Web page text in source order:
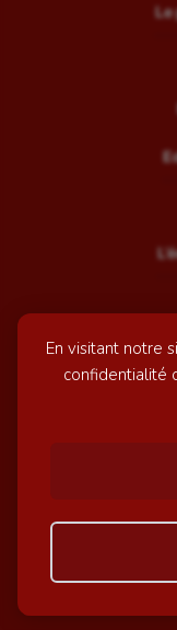
En visitant notre
confidentialité
Le
© GazetteSports -